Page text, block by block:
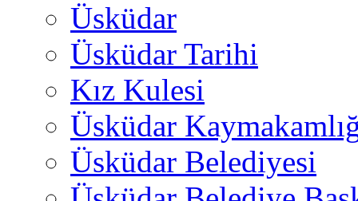
Üsküdar
Üsküdar Tarihi
Kız Kulesi
Üsküdar
Üsküdar Belediyesi